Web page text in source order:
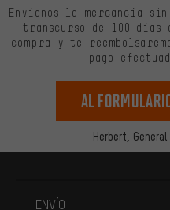
Herbert,
Envíanos la mercancía
transcurso de 100 días
compra y te
pago
Al
ENVÍO